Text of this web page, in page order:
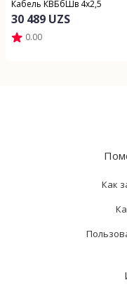
Кабель КВБбШв 4х2,5
30 489 UZS
0.00
Как